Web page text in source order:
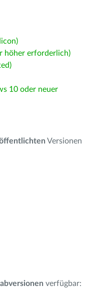
höher erforderlich)
10 oder neuer
Versionen
verfügbar: